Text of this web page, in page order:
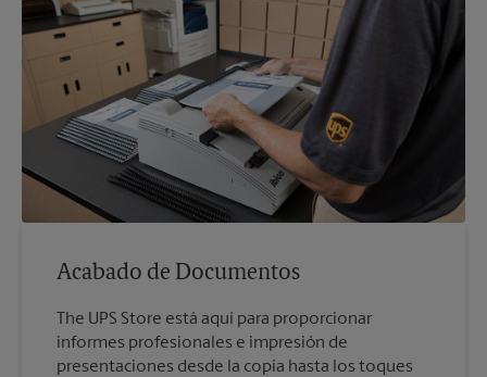
Acabado de Documentos
The UPS Store está aquí para proporcionar
informes profesionales e impresión de
presentaciones desde la copia hasta los toques